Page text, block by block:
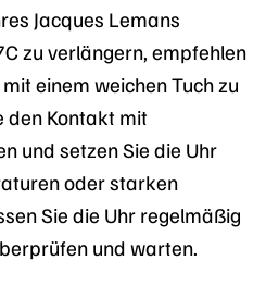
Jacques Lemans
zu verlängern, empfehlen
einem weichen Tuch zu
den Kontakt mit
und setzen Sie die Uhr
oder starken
Sie die Uhr regelmäßig
und warten.